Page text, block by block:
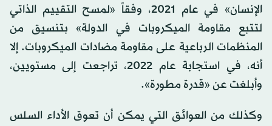
الإنسان» في عام 2021، وفقاً «لمسح التقييم الذاتي
لتتبع مقاومة الميكروبات في الدولة» بتنسيق من
المنظمات الرباعية على مقاومة مضادات الميكروبات. إلا
أنه، في استجابة عام 2022، تراجعت إلى مستويين،
وأبلغت عن «قدرة مطورة».
وكذلك من العوائق التي يمكن أن تعوق الأداء السلس